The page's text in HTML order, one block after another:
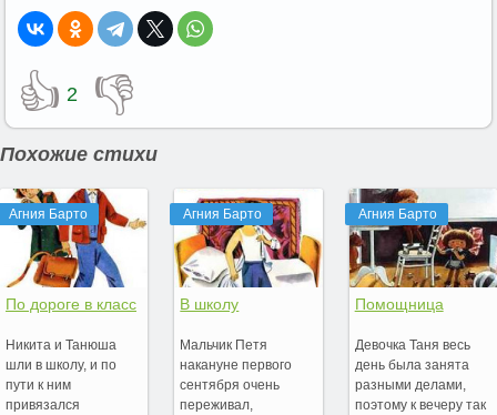
👍 2 👎
Похожие стихи
Агния Барто
По дороге в класс
Никита и Танюша
шли в школу, и по
пути к ним
привязался
Агния Барто
В школу
Мальчик Петя
накануне первого
сентября очень
переживал,
Агния Барто
Помощница
Девочка Таня весь
день была занята
разными делами,
поэтому к вечеру так